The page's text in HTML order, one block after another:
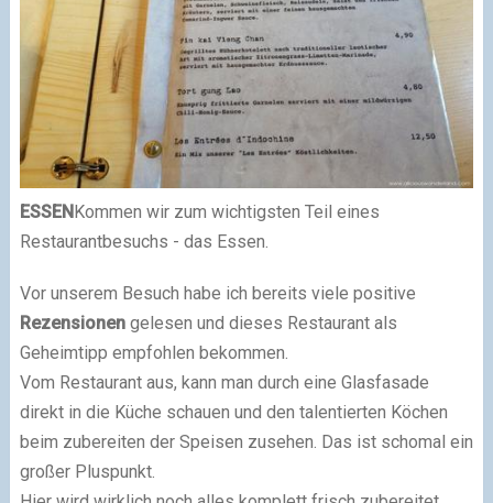
ESSENKommen wir zum wichtigsten Teil eines
Restaurantbesuchs - das Essen.
Vor unserem Besuch habe ich bereits viele positive
Rezensionengelesen und dieses Restaurant als
Geheimtipp empfohlen bekommen.
Vom Restaurant aus, kann man durch eine Glasfasade
direkt in die Küche schauen und den talentierten Köchen
beim zubereiten der Speisen zusehen. Das ist schomal ein
großer Pluspunkt.